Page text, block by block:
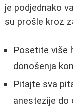
je podjednako
su prošle kroz
Posetite više
donošenja
Pitajte sva
anestezije do